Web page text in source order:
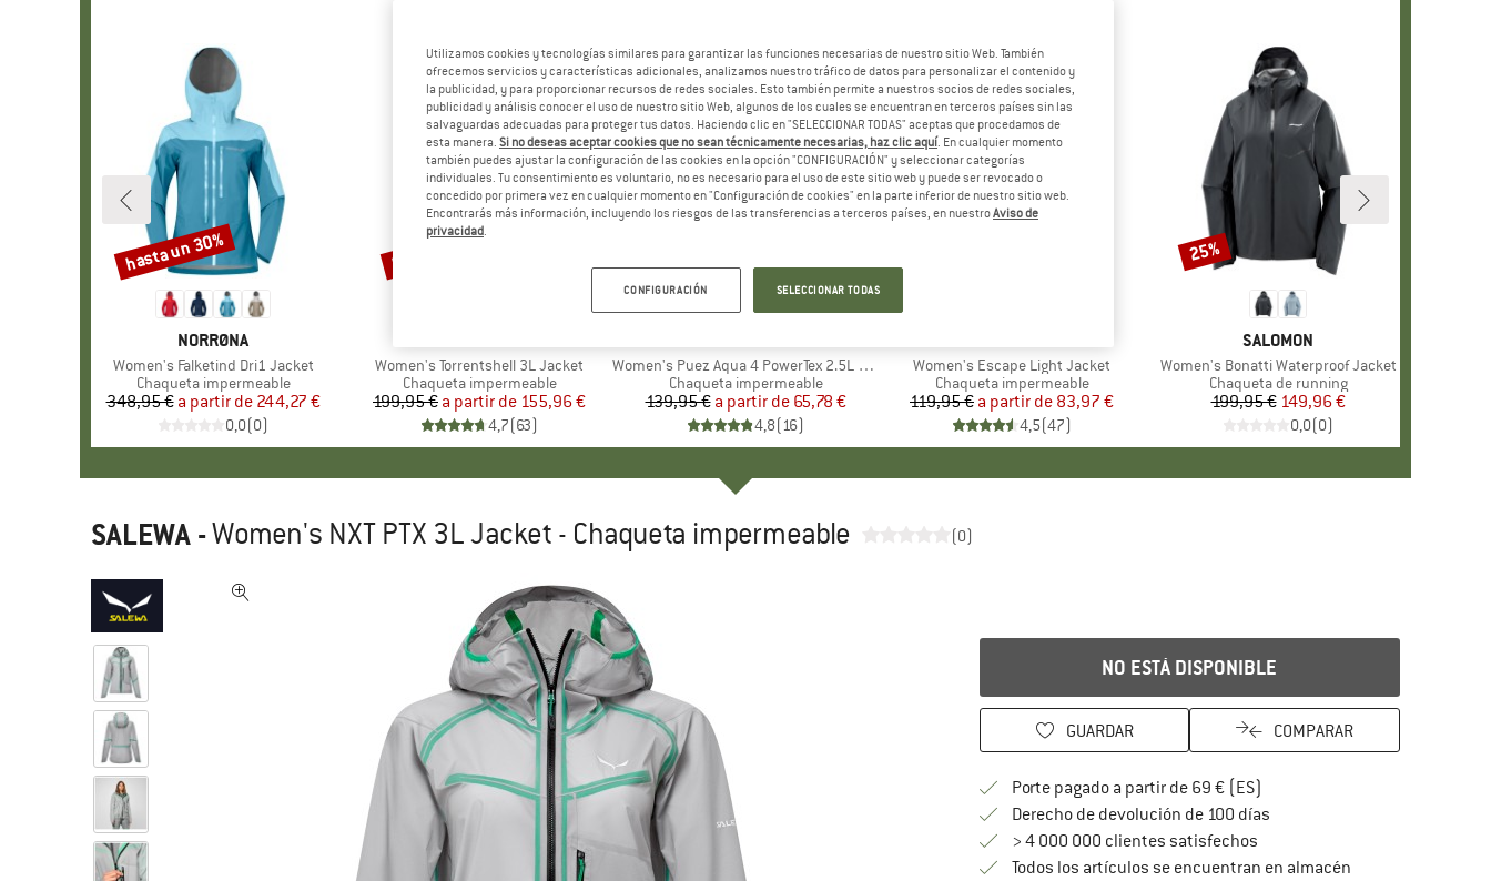
MARCA
NORRØNA
Artículo
Women's Falketind Dri1 Jacket
Product group
Chaqueta impermeable
Precio
348,95 € Precio reducido
a partir de 244,27 €
0,0(0)
Descuento
hasta un 30%
Artículo
Women's Torrentshell 3L Jacket
Product group
Chaqueta impermeable
Precio
199,95 € Precio reducido
a partir de 155,96 €
4,7(63)
Descuento
hasta un 22%
Artículo
Women's Puez Aqua 4 PowerTex 2.5L Jacket
Product group
Chaqueta impermeable
Precio
139,95 € Precio reducido
a partir de 65,78 €
4,8(16)
Artículo
Women's Escape Light Jacket
Product group
Chaqueta impermeable
Precio
119,95 € Precio reducido
a partir de 83,97 €
4,5(47)
MARCA
SALOMON
Artículo
Women's Bonatti Waterproof Jacket
Product group
Chaqueta de running
Precio
199,95 € Precio reducido
149,96 €
0,0(0)
Descuento
25%
SALEWA -Women's NXT PTX 3L Jacket - Chaqueta impermeable (0)
NO ESTÁ DISPONIBLE
GUARDAR COMPARAR
Porte pagado a partir de 69 € (ES)
Derecho de devolución de 100 díasvaya a la política de
> 4 000 000 clientes satisfechos
Todos los artículos se encuentran en almacén
Utilizamos cookies y tecnologías similares para garantizar las funciones necesarias de nuestro sitio Web. También
ofrecemos servicios y características adicionales, analizamos nuestro tráfico de datos para personalizar el contenido y
la publicidad, y para proporcionar recursos de redes sociales. Esto también permite a nuestros socios de redes sociales,
publicidad y análisis conocer el uso de nuestro sitio Web, algunos de los cuales se encuentran en terceros países sin las
salvaguardas adecuadas para proteger tus datos. Haciendo clic en "SELECCIONAR TODAS" aceptas que procedamos de
esta manera. Si no deseas aceptar cookies que no sean técnicamente necesarias, haz clic aquí. En cualquier momento
también puedes ajustar la configuración de las cookies en la opción "CONFIGURACIÓN" y seleccionar categorías
individuales. Tu consentimiento es voluntario, no es necesario para el uso de este sitio web y puede ser revocado o
concedido por primera vez en cualquier momento en "Configuración de cookies" en la parte inferior de nuestro sitio web.
Encontrarás más información, incluyendo los riesgos de las transferencias a terceros países, en nuestroAviso de
privacidad.
CONFIGURACIÓN SELECCIONAR TODAS